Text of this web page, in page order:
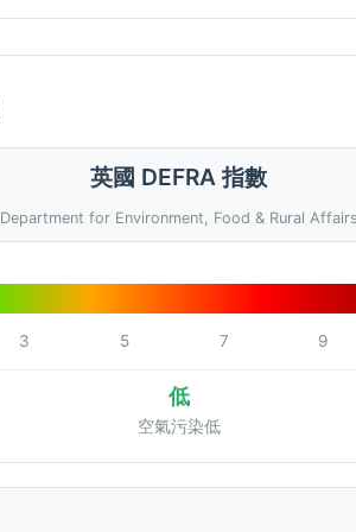
英國 DEFRA 指數
Department for Environment, Food & Rural
3 5 7 9
低
空氣污染低